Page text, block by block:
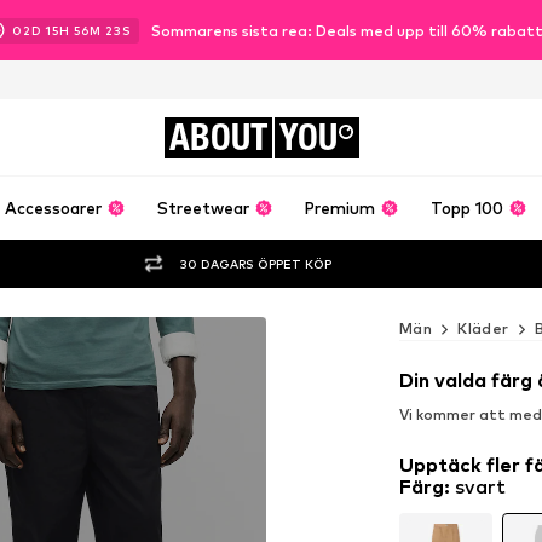
02D 15H 56M 21 S Sommarens sista rea: Deals med upp till 60% rabatt
ABOUT YOU
Accessoarer Streetwear Premium Topp 100
30 DAGARS ÖPPET KÖP
Män Kläder
Din valda färg
Vi kommer att
Upptäck fler
Färg: svart